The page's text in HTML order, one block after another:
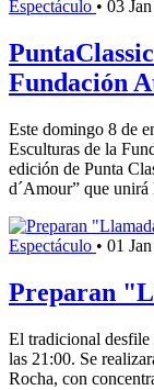
Espectáculo • 03
Fundación
Este domingo 8 de
Esculturas de la
edición de Punta
d´Amour” que
Espectáculo • 01
Preparan
El tradicional desfile
las 21:00. Se
Rocha, con